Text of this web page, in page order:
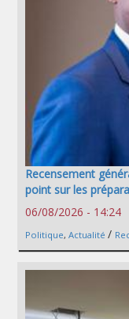
Recensement
point sur les
06/08/2026 - 14:24
Politique, Actualité /